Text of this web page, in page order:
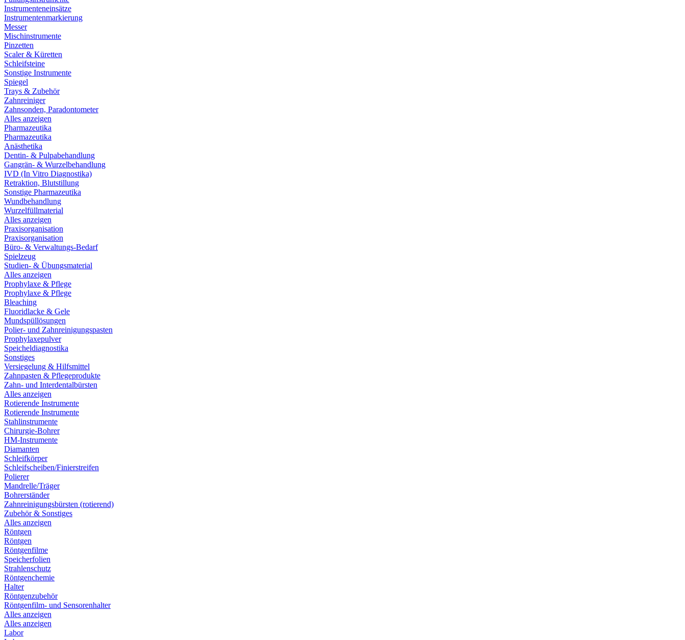
Instrumenteneinsätze
Instrumentenmarkierung
Messer
Mischinstrumente
Pinzetten
Scaler & Küretten
Schleifsteine
Sonstige Instrumente
Spiegel
Trays & Zubehör
Zahnreiniger
Zahnsonden, Paradontometer
Alles anzeigen
Pharmazeutika
Pharmazeutika
Anästhetika
Dentin- & Pulpabehandlung
Gangrän- & Wurzelbehandlung
IVD (In Vitro Diagnostika)
Retraktion, Blutstillung
Sonstige Pharmazeutika
Wundbehandlung
Wurzelfüllmaterial
Alles anzeigen
Praxisorganisation
Praxisorganisation
Büro- & Verwaltungs-Bedarf
Spielzeug
Studien- & Übungsmaterial
Alles anzeigen
Prophylaxe & Pflege
Prophylaxe & Pflege
Bleaching
Fluoridlacke & Gele
Mundspüllösungen
Polier- und Zahnreinigungspasten
Prophylaxepulver
Speicheldiagnostika
Sonstiges
Versiegelung & Hilfsmittel
Zahnpasten & Pflegeprodukte
Zahn- und Interdentalbürsten
Alles anzeigen
Rotierende Instrumente
Rotierende Instrumente
Stahlinstrumente
Chirurgie-Bohrer
HM-Instrumente
Diamanten
Schleifkörper
Schleifscheiben/Finierstreifen
Polierer
Mandrelle/Träger
Bohrerständer
Zahnreinigungsbürsten (rotierend)
Zubehör & Sonstiges
Alles anzeigen
Röntgen
Röntgen
Röntgenfilme
Speicherfolien
Strahlenschutz
Röntgenchemie
Halter
Röntgenzubehör
Röntgenfilm- und Sensorenhalter
Alles anzeigen
Alles anzeigen
Labor